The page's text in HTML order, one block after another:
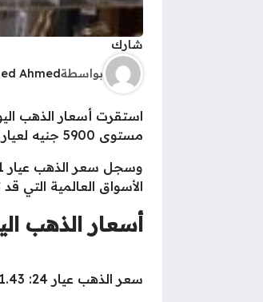
شارك
بواسطةAhmed
مستوى 5900 جنيه لعيار 21، وسط ترقب المستثمرين لتحركات الأونصة العالمية وسعر صرف الدولار.
الأسواق العالمية التي
أسعار الذهب اليوم الأربعاء 8
سعر الذهب عيار 24: 6651.43 جنيها